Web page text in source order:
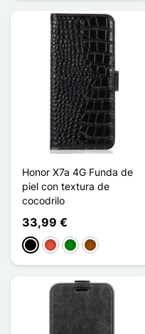
Honor X7a 4G Funda de
piel con textura de
cocodrilo
33,99 €
NegroRojoVerdeMarrón